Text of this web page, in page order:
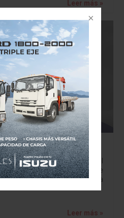
Leer más »
a fabricantes deducir hasta el
Michigan - El presidente de
firmó un decreto para
Leer más »